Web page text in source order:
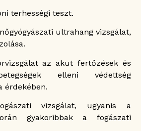
terhességi teszt.
ultrahang vizsgálat,
az akut fertőzések és
elleni védettség
érdekében.
vizsgálat, ugyanis a
gyakoribbak a fogászati